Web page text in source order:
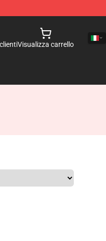
Visualizza carrello